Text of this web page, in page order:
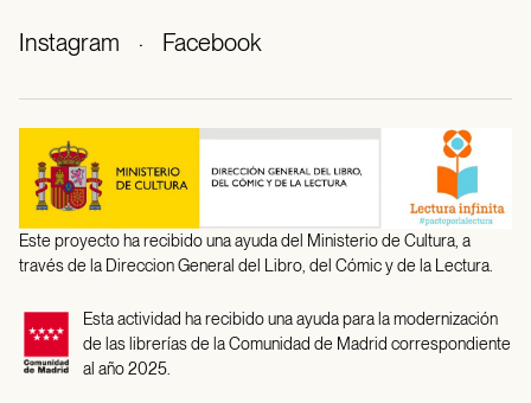
Instagram · Facebook
Este proyecto ha recibido una ayuda del Ministerio de Cultura, a
través de la Direccion General del Libro, del Cómic y de la Lectura.
Esta actividad ha recibido una ayuda para la modernización
de las librerías de la Comunidad de Madrid correspondiente
al año 2025.